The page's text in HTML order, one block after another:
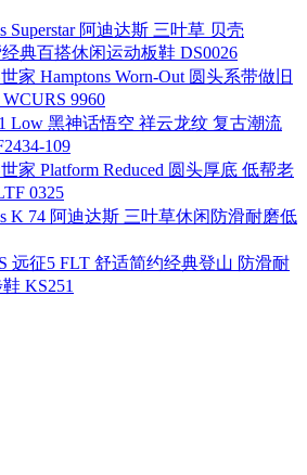
Superstar 阿迪达斯 三叶草 贝壳
典百搭休闲运动板鞋 DS0026
家 Hamptons Worn-Out 圆头系带做旧
9960
Low 黑神话悟空 祥云龙纹 复古潮流
109
家 Platform Reduced 圆头厚底 低帮老
0325
K 74 阿迪达斯 三叶草休闲防滑耐磨低
远征5 FLT 舒适简约经典登山 防滑耐
KS251